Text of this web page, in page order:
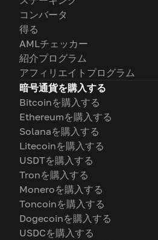
コンバータ
得る
AMLチェッカー
紹介プログラム
アフィリエイトプログラム
暗号通貨を購入する
Bitcoinを購入する
Ethereumを購入する
Solanaを購入する
Litecoinを購入する
USDTを購入する
Tronを購入する
Moneroを購入する
Toncoinを購入する
Dogecoinを購入する
USDCを購入する